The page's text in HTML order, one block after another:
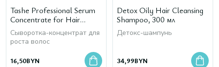
Tashe Professional Serum
Concentrate for Hair
Growth, 120 мл
Сыворотка-концентрат для
роста волос
16,50BYN
Detox Oily Hair Cleansing
Shampoo, 300 мл
Детокс-шампунь
34,99BYN